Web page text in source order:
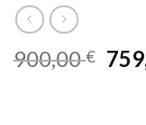
900,00€ Il